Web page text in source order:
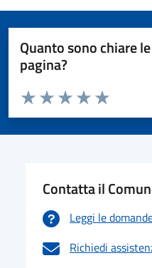
Quanto sono chiare
pagina?
Valuta da 1 a 5 stelle la pagina
Valuta 5
Valuta 4 stelle
Valuta 3 stelle su 5
Valuta 2 stelle su 5
Valuta 1 stelle su 5
Contatta il
Leggi le
Richiedi